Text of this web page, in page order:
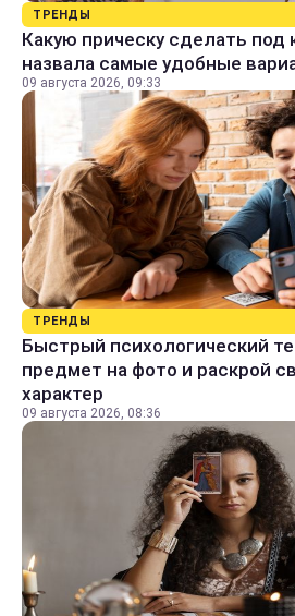
ТРЕНДЫ
Какую прическу сделать под
назвала самые удобные
09 августа 2026, 09:33
ТРЕНДЫ
Быстрый психологический
предмет на фото и раскрой
характер
09 августа 2026, 08:36